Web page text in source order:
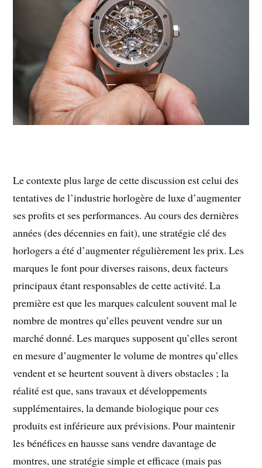
Le contexte plus large de cette discussion est celui des
tentatives de l’industrie horlogère de luxe d’augmenter
ses profits et ses performances. Au cours des dernières
années (des décennies en fait), une stratégie clé des
horlogers a été d’augmenter régulièrement les prix. Les
marques le font pour diverses raisons, deux facteurs
principaux étant responsables de cette activité. La
première est que les marques calculent souvent mal le
nombre de montres qu’elles peuvent vendre sur un
marché donné. Les marques supposent qu’elles seront
en mesure d’augmenter le volume de montres qu’elles
vendent et se heurtent souvent à divers obstacles ; la
réalité est que, sans travaux et développements
supplémentaires, la demande biologique pour ces
produits est inférieure aux prévisions. Pour maintenir
les bénéfices en hausse sans vendre davantage de
montres, une stratégie simple et efficace (mais pas